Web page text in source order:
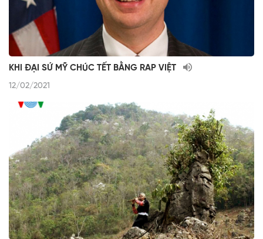
KHI ĐẠI SỨ MỸ CHÚC TẾT BẰNG RAP VIỆT
12/02/2021